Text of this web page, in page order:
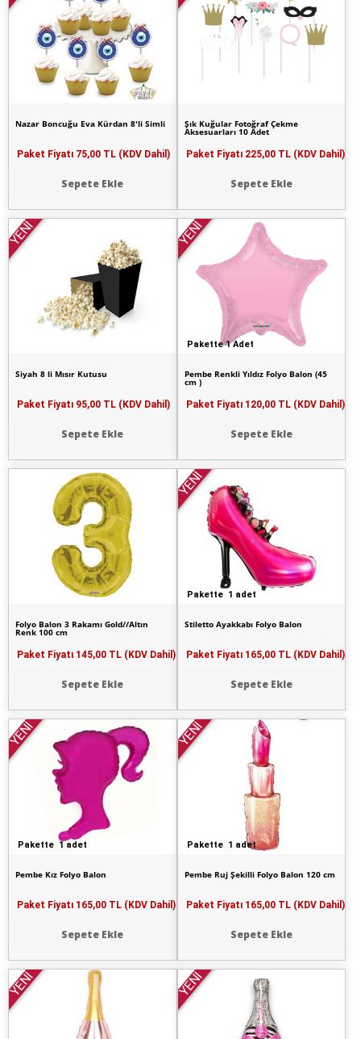
Nazar Boncuğu Eva Kürdan 8'li Simli
Paket Fiyatı 75,00 TL (KDV Dahil)
Sepete Ekle
Şık Kuğular Fotoğraf Çekme
Aksesuarları 10 Adet
Paket Fiyatı 225,00 TL (KDV Dahil)
Sepete Ekle
YENİ
Siyah 8 li Mısır Kutusu
Paket Fiyatı 95,00 TL (KDV Dahil)
Sepete Ekle
Pakette 1 Adet
YENİ
Pembe Renkli Yıldız Folyo Balon (45
cm )
Paket Fiyatı 120,00 TL (KDV Dahil)
Sepete Ekle
Folyo Balon 3 Rakamı Gold//Altın
Renk 100 cm
Paket Fiyatı 145,00 TL (KDV Dahil)
Sepete Ekle
Pakette 1 adet
YENİ
Stiletto Ayakkabı Folyo Balon
Paket Fiyatı 165,00 TL (KDV Dahil)
Sepete Ekle
Pakette 1 adet
YENİ
Pembe Kız Folyo Balon
Paket Fiyatı 165,00 TL (KDV Dahil)
Sepete Ekle
Pakette 1 adet
YENİ
Pembe Ruj Şekilli Folyo Balon 120 cm
Paket Fiyatı 165,00 TL (KDV Dahil)
Sepete Ekle
YENİ YENİ